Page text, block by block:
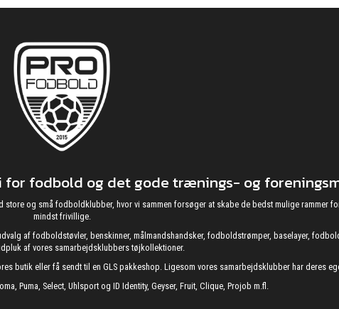
for fodbold og det gode trænings- og
og små fodboldklubber, hvor vi sammen forsøger at skabe de bedst mulige rammer
mindst frivillige.
af fodboldstøvler, benskinner, målmandshandsker, fodboldstrømper, baselayer,
af vores samarbejdsklubbers tøjkollektioner.
butik eller få sendt til en GLS pakkeshop. Ligesom vores samarbejdsklubber har deres
Puma, Select, Uhlsport og ID Identity, Geyser, Fruit, Clique, Projob m.fl.